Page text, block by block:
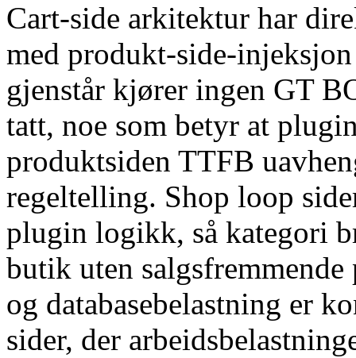
Cart-side arkitektur har
med produkt-side-
gjenstår kjører ingen GT
tatt, noe som betyr at
produktsiden TTFB
regeltelling. Shop loop
plugin logikk, så kategori
butik uten
og databasebelastning er
sider, der